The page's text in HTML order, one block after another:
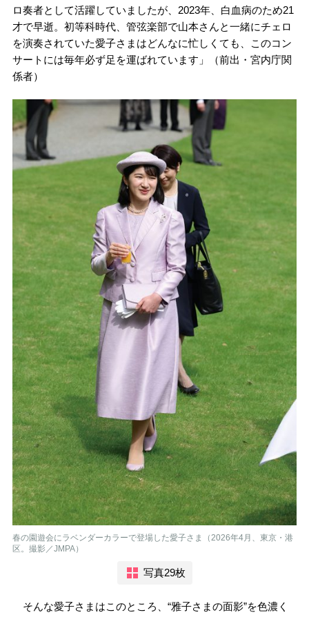
ロ奏者として活躍していましたが、2023年、白血病のため21
才で早逝。初等科時代、管弦楽部で山本さんと一緒にチェロ
を演奏されていた愛子さまはどんなに忙しくても、このコン
サートには毎年必ず足を運ばれています」（前出・宮内庁関
係者）
春の園遊会にラベンダーカラーで登場した愛子さま（2026年4月、東京・港
区。撮影／JMPA）
写真29枚
そんな愛子さまはこのところ、“雅子さまの面影”を色濃く